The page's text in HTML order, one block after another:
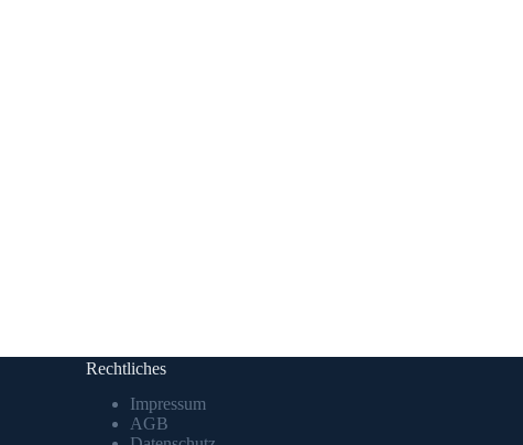
Rechtliches
Impressum
AGB